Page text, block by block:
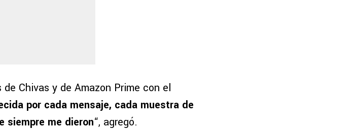
Chivas y de Amazon Prime con el
por cada mensaje, cada muestra de
siempre me dieron“, agregó.